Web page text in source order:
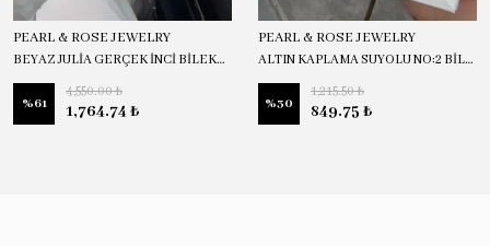
PEARL & ROSE JEWELRY
BEYAZ JULİA GERÇEK İNCİ BİLEKLİK
%61
4,550.00 ₺
1,764.74 ₺
PEARL & ROSE JEWELRY
ALTIN KAPLAMA SUYOLU NO:2 BİLEKLİK
%30
1,215.50 ₺
849.75 ₺